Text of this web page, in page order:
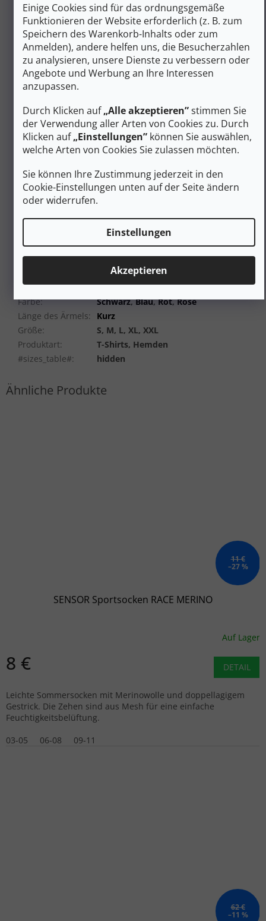
Einige Cookies sind für das ordnungsgemäße
Funktionieren der Website erforderlich (z. B. zum
Speichern des Warenkorb-Inhalts oder zum
Anmelden), andere helfen uns, die Besucherzahlen
zu analysieren, unsere Dienste zu verbessern oder
Angebote und Werbung an Ihre Interessen
anzupassen.
Durch Klicken auf„Alle akzeptieren”stimmen Sie
der Verwendung aller Arten von Cookies zu. Durch
Klicken auf„Einstellungen” können Sie auswählen,
welche Arten von Cookies Sie zulassen möchten.
Sie können Ihre Zustimmung jederzeit in den
Cookie-Einstellungen unten auf der Seite ändern
oder widerrufen.
Einstellungen
Akzeptieren
Schnell trocknendes Material
Merino hält auch in nassem Zustand warm
Permanenter antibakterieller Schutz zur
Geruchsvermeidung
Flache Nähte
MATERIAL
Eine viel erträglichere Leichtigkeit des Seins. Mit Merino
Air Thermounterwäsche können Sie Ihren Sport in vollen
Zügen genießen. Jeder von uns kann täglich bis zu 20.000
Atemzüge bewältigen. Lassen Sie Ihren Körper nicht
bequeme Kleidung. Geben Sie ihm, was er braucht. Los
Merino Air!
Zusätzliche Parameter
Kategorie:
OUTDOORBEKLEIDUNG
EAN:
Variante wählen
Frauen
Material:
Wolle (Merino)
Farbe: Schwarz,Blau,Rot,Rose
Länge des Ärmels:
Kurz
Größe:
S, M, L, XL, XXL
Produktart:
T-Shirts, Hemden
#sizes_table#: hidden
11 €
–27 %
SENSOR Sportsocken RACE MERINO
Auf Lager
8 € DETAIL
Leichte Sommersocken mit Merinowolle und doppellagigem
Gestrick. Die Zehen sind aus Mesh für eine einfache
Feuchtigkeitsbelüftung.
03-05
06-08 09-11
62 €
–11 %